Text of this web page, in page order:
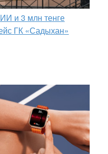
и 3 млн тенге
ГК «Садыхан»